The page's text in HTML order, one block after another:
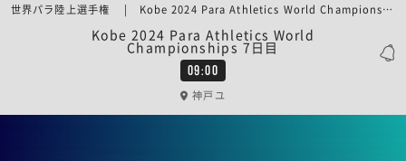
09:00
Kobe 2024 Para Athletics World
Championships 7日目
世界パラ陸上選手権 | Kobe 2024 Para Athletics World Championships 7日目
神戸ユ